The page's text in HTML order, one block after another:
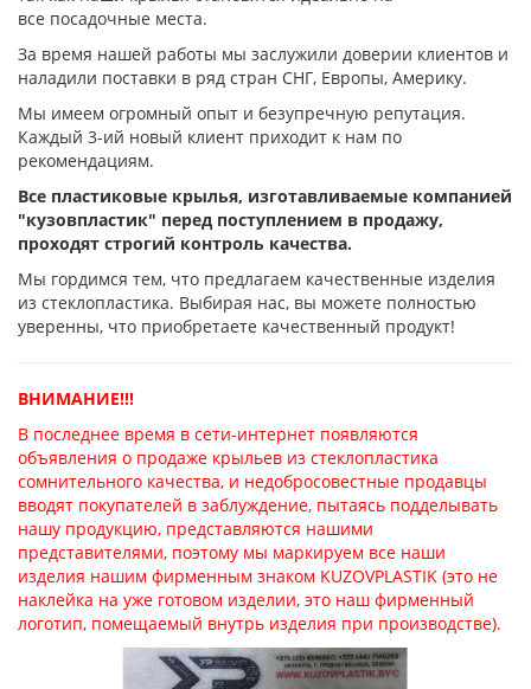
все посадочные места.
За время нашей работы мы заслужили доверии клиентов и
наладили поставки в ряд стран СНГ, Европы, Америку.
Мы имеем огромный опыт и безупречную репутация.
Каждый 3-ий новый клиент приходит к нам по
рекомендациям.
Все пластиковые крылья, изготавливаемые компанией
"кузовпластик" перед поступлением в продажу,
проходят строгий контроль качества.
Мы гордимся тем, что предлагаем качественные изделия
из стеклопластика. Выбирая нас, вы можете полностью
уверенны, что приобретаете качественный продукт!
ВНИМАНИЕ!!!
В последнее время в сети-интернет появляются
объявления о продаже крыльев из стеклопластика
сомнительного качества, и недобросовестные продавцы
вводят покупателей в заблуждение, пытаясь подделывать
нашу продукцию, представляются нашими
представителями, поэтому мы маркируем все наши
изделия нашим фирменным знаком KUZOVPLASTIK (это не
наклейка на уже готовом изделии, это наш фирменный
логотип, помещаемый внутрь изделия при производстве).